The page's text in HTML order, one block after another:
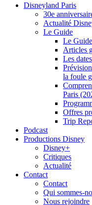
Disneyland Paris
30e
Actualité
Le Guide
Le
Articles
Les
la foule
Paris
Offres
Trip
Podcast
Productions Disney
Disney+
Critiques
Actualité
Contact
Contact
Qui sommes-
Nous rejoindre